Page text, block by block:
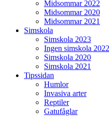
Midsommar 2022
Midsommar 2020
Midsommar 2021
Simskola
Simskola 2023
Ingen simskola 2022
Simskola 2020
Simskola 2021
Tipssidan
Humlor
Invasiva arter
Reptiler
Gatufåglar